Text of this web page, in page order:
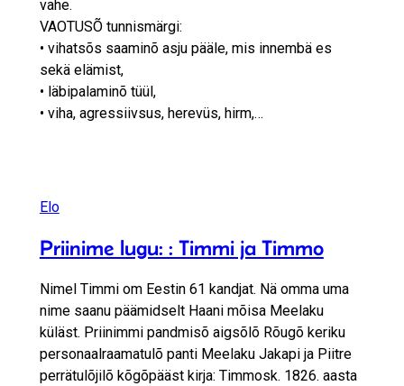
vahe.
VAOTUSÕ tunnismärgi:
• vihatsõs saaminõ asju pääle, mis innembä es
sekä elämist,
• läbipalaminõ tüül,
• viha, agressiivsus, herevüs, hirm,…
Elo
Priinime lugu: : Timmi ja Timmo
Nimel Timmi om Eestin 61 kandjat. Nä omma uma
nime saanu päämidselt Haani mõisa Meelaku
küläst. Priinimmi pandmisõ aigsõlõ Rõugõ keriku
personaalraamatulõ panti Meelaku Jakapi ja Piitre
perrätulõjilõ kõgõpääst kirja: Timmosk. 1826. aasta